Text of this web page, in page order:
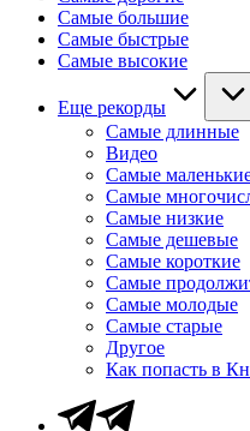
Самые большие
Самые быстрые
Самые высокие
Еще рекорды
Самые длинные
Видео
Самые
Самые
Самые низкие
Самые дешевые
Самые короткие
Самые
Самые молодые
Самые старые
Другое
Как попасть в
Telegram